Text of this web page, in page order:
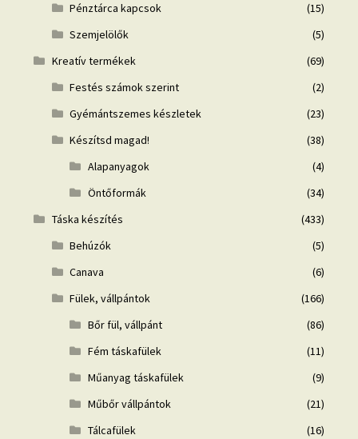
Pénztárca kapcsok
(15)
Szemjelölők
(5)
Kreatív termékek
(69)
Festés számok szerint
(2)
Gyémántszemes készletek
(23)
Készítsd magad!
(38)
Alapanyagok
(4)
Öntőformák
(34)
Táska készítés
(433)
Behúzók
(5)
Canava
(6)
Fülek, vállpántok
(166)
Bőr fül, vállpánt
(86)
Fém táskafülek
(11)
Műanyag táskafülek
(9)
Műbőr vállpántok
(21)
Tálcafülek
(16)